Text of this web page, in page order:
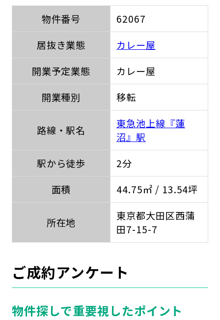
物件番号
62067
居抜き業態
カレー屋
開業予定業態
カレー屋
開業種別
移転
路線・駅名
東急池上線『蓮
沼』駅
駅から徒歩
2分
面積
44.75㎡ / 13.54坪
所在地
東京都大田区西蒲
田7-15-7
ご成約アンケート
物件探しで重要視したポイント